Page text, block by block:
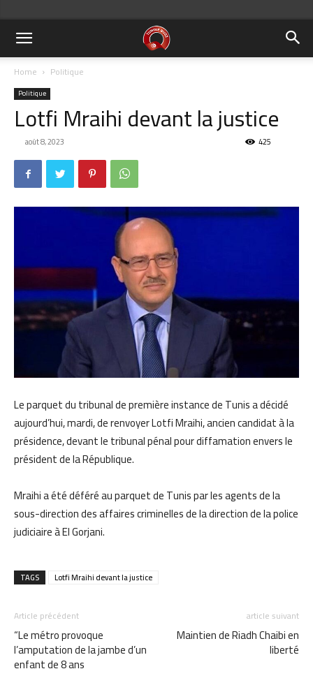
Home Politique
Politique
Lotfi Mraihi devant la justice
août 8, 2023 425
Le parquet du tribunal de première instance de Tunis a décidé
aujourd’hui, mardi, de renvoyer Lotfi Mraihi, ancien candidat à la
présidence, devant le tribunal pénal pour diffamation envers le
président de la République.
Mraihi a été déféré au parquet de Tunis par les agents de la
sous-direction des affaires criminelles de la direction de la police
judiciaire à El Gorjani.
TAGS Lotfi Mraihi devant la justice
Article précédent
“Le métro provoque
l’amputation de la jambe d’un
enfant de 8 ans
article suivant
Maintien de Riadh Chaibi en
liberté